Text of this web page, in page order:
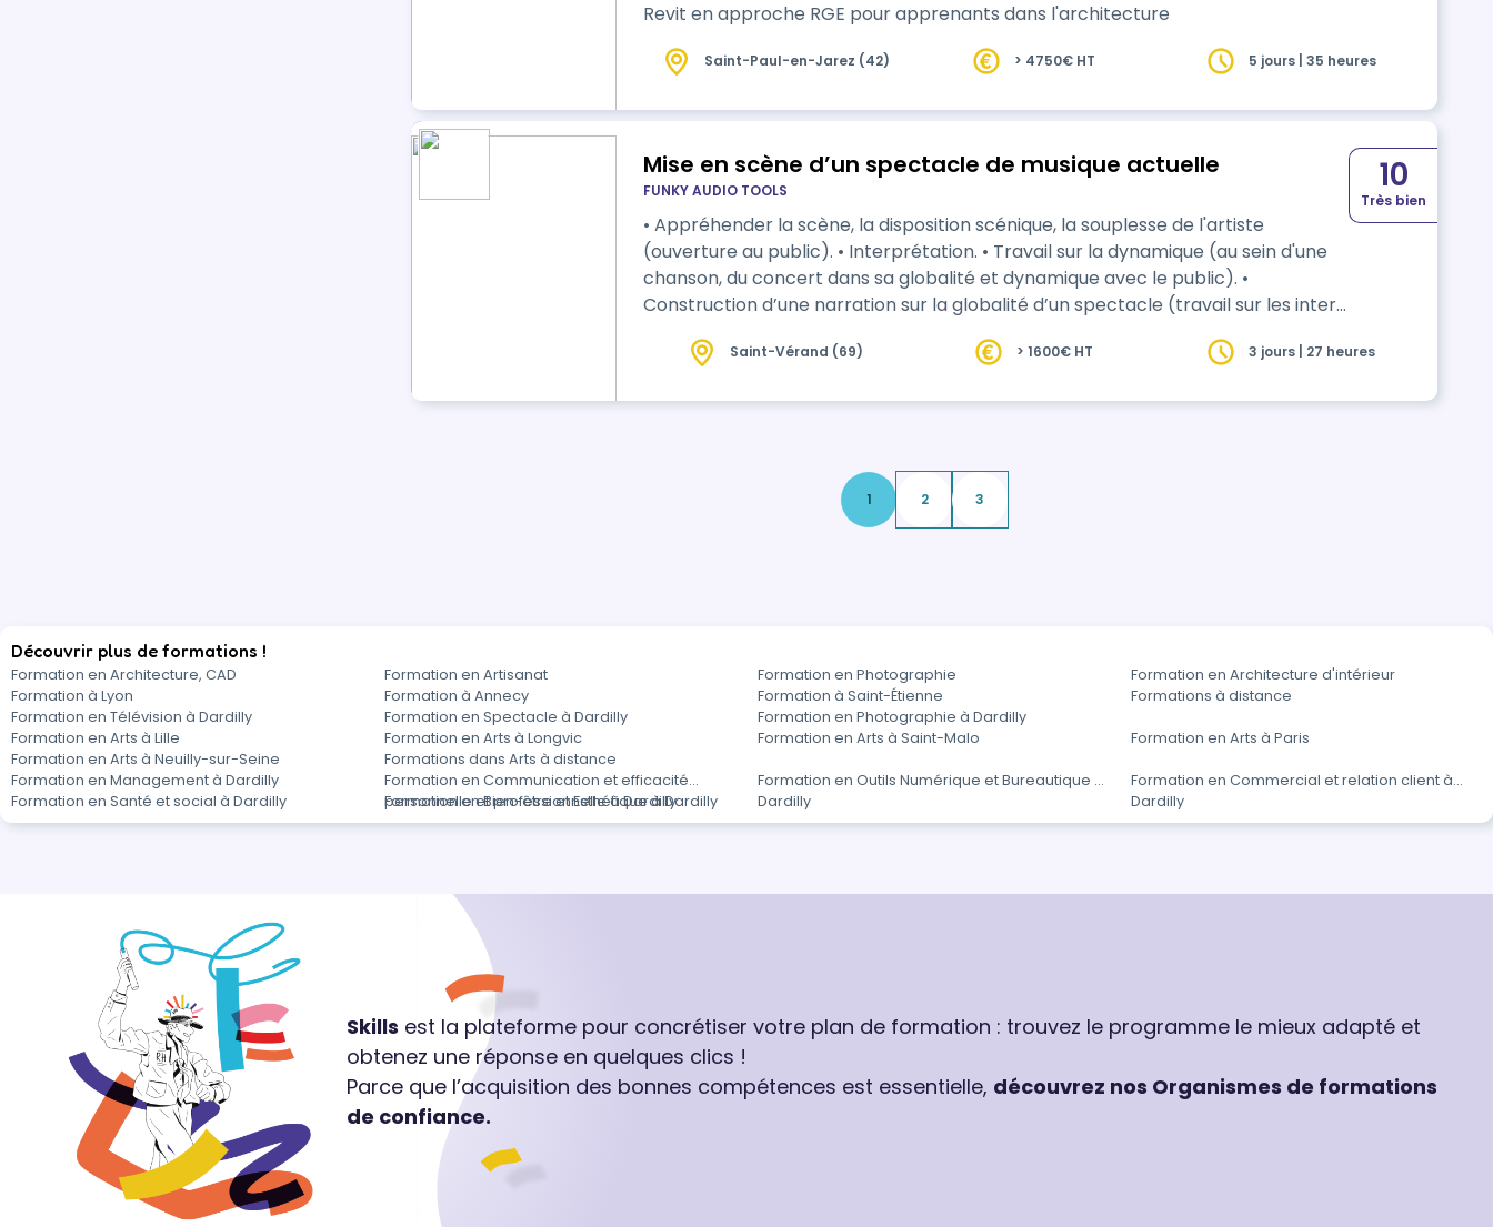
Revit en approche RGE pour apprenants dans l'architecture
Saint-Paul-en-Jarez (42) > 4750€ HT 5 jours | 35 heures
Mise en scène d’un spectacle de musique actuelle
FUNKY AUDIO TOOLS
• Appréhender la scène, la disposition scénique, la souplesse de l'artiste
(ouverture au public). • Interprétation. • Travail sur la dynamique (au sein d'une
chanson, du concert dans sa globalité et dynamique avec le public). •
Construction d’une narration sur la globalité d’un spectacle (travail sur les inter-
ce que dit la chanson), adéquation entre le texte et la musique. • Techniques de
10
Très bien
Saint-Vérand (69) > 1600€ HT 3 jours | 27 heures
1 2 3
Découvrir plus de formations !
Formation en Architecture, CAD Formation en Artisanat Formation en Photographie
Formation en Architecture d'intérieur
Formation à Lyon
Formation à Annecy Formation à Saint-Étienne
Formations à distance
Formation en Télévision à Dardilly
Formation en Spectacle à Dardilly
Formation en Photographie à Dardilly
Formation en Arts à Lille
Formation en Arts à Longvic Formation en Arts à Saint-Malo
Formation en Arts à Paris
Formation en Arts à Neuilly-sur-Seine
Formations dans Arts à distance
Formation en Management à Dardilly
Formation en Communication et efficacité
personnelle et professionnelle à Dardilly
Formation en Outils Numérique et Bureautique à
Dardilly
Formation en Commercial et relation client à
Dardilly
Formation en Santé et social à Dardilly Formation en Bien-être et Esthétique à Dardilly
Skills est la plateforme pour concrétiser votre plan de formation : trouvez le programme le mieux adapté et
obtenez une réponse en quelques clics !
Parce que l’acquisition des bonnes compétences est essentielle, découvrez nos Organismes de formations
de confiance.